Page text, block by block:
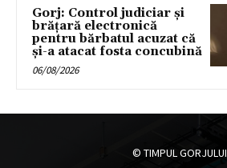
Gorj: Control judiciar și
brățară electronică
pentru bărbatul acuzat că
și-a atacat fosta concubină
06/08/2026
© TIMPUL GORJULUI